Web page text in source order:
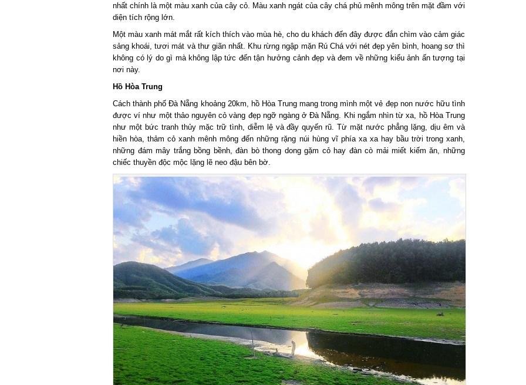
nhất chính là một màu xanh của cây cỏ. Màu xanh ngát của cây chá phủ mênh mông trên mặt đầm với
diện tích rộng lớn.
Một màu xanh mát mắt rất kích thích vào mùa hè, cho du khách đến đây được đắn chìm vào cảm giác
sảng khoái, tươi mát và thư giãn nhất. Khu rừng ngập mặn Rú Chá với nét đẹp yên bình, hoang sơ thì
không có lý do gì mà không lập tức đến tận hưởng cảnh đẹp và đem về những kiểu ảnh ấn tượng tại
nơi này.
Hồ Hòa Trung
Cách thành phố Đà Nẵng khoảng 20km, hồ Hòa Trung mang trong mình một vẻ đẹp non nước hữu tình
được ví như một thảo nguyên cỏ vàng đẹp ngỡ ngàng ở Đà Nẵng. Khi ngắm nhìn từ xa, hồ Hòa Trung
như một bức tranh thủy mặc trữ tình, diễm lệ và đầy quyến rũ. Từ mặt nước phẳng lặng, dịu êm và
hiền hòa, thảm cỏ xanh mênh mông đến những rặng núi hùng vĩ phía xa xa hay bầu trời trong xanh,
những đám mây trắng bồng bềnh, đàn bò thong dong gặm cỏ hay đàn cò mải miết kiếm ăn, những
chiếc thuyền độc mộc lặng lẽ neo đậu bên bờ.